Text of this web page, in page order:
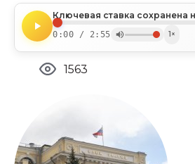
0:00 / 2:55 1×
1563